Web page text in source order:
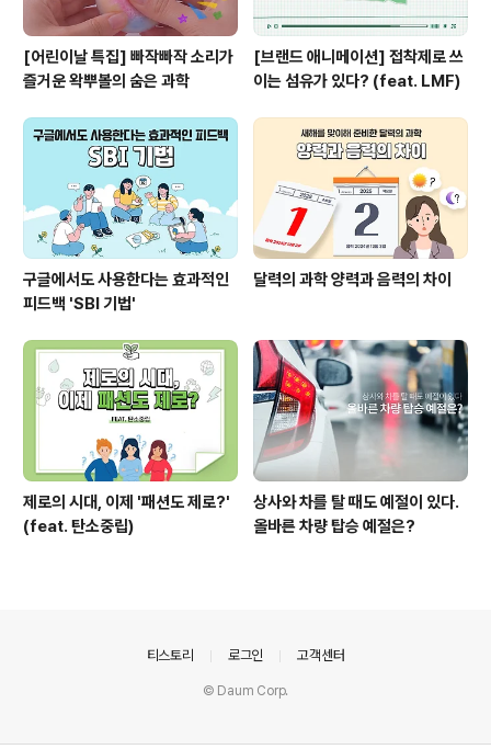
[어린이날 특집] 빠작빠작 소리가
즐거운 왁뿌볼의 숨은 과학
[브랜드 애니메이션] 접착제로 쓰
이는 섬유가 있다? (feat. LMF)
구글에서도 사용한다는 효과적인
피드백 'SBI 기법'
달력의 과학 양력과 음력의 차이
제로의 시대, 이제 '패션도 제로?'
(feat. 탄소중립)
상사와 차를 탈 때도 예절이 있다.
올바른 차량 탑승 예절은?
티스토리 로그인 고객센터
© Daum Corp.